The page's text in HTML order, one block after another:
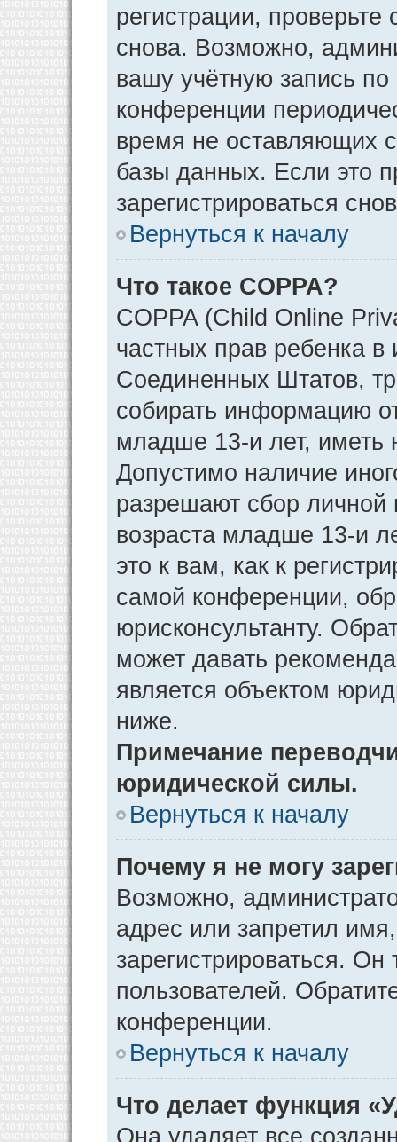
регистрации,
снова. Возможно,
вашу учётную запись
конференции
время не оставляющих
базы данных. Если это
зарегистрироваться
Вернуться к началу
Что такое COPPA?
COPPA (Child Online
частных прав ребенка в
Соединенных Штатов,
собирать информацию
младше 13-и лет, иметь
Допустимо наличие
разрешают сбор
возраста младше 13-и
это к вам, как к
самой конференции,
юрисконсультанту.
может давать
является объектом
ниже.
Примечание
юридической силы.
Вернуться к началу
Почему я не могу
Возможно,
адрес или запретил
зарегистрироваться.
пользователей.
конференции.
Вернуться к началу
Что делает функция
Она удаляет все